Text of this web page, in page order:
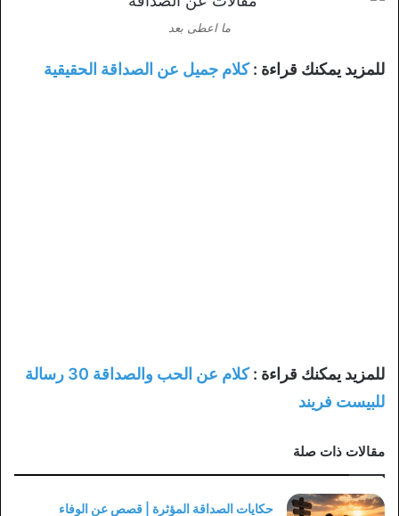
ما اعطى بعد
للمزيد يمكنك قراءة :كلام جميل عن الصداقة الحقيقية
للمزيد يمكنك قراءة :
كلام عن الحب والصداقة 30 رسالة
للبيست فريند
مقالات ذات صلة
حكايات الصداقة المؤثرة | قصص عن الوفاء